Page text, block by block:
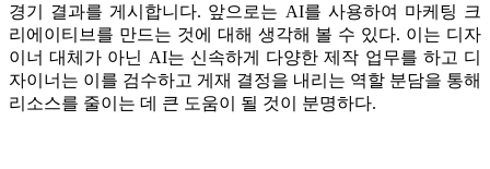
경기 결과를 게시합니다. 앞으로는 AI를 사용하여 마케팅 크
리에이티브를 만드는 것에 대해 생각해 볼 수 있다. 이는 디자
이너 대체가 아닌 AI는 신속하게 다양한 제작 업무를 하고 디
자이너는 이를 검수하고 게재 결정을 내리는 역할 분담을 통해
리소스를 줄이는 데 큰 도움이 될 것이 분명하다.